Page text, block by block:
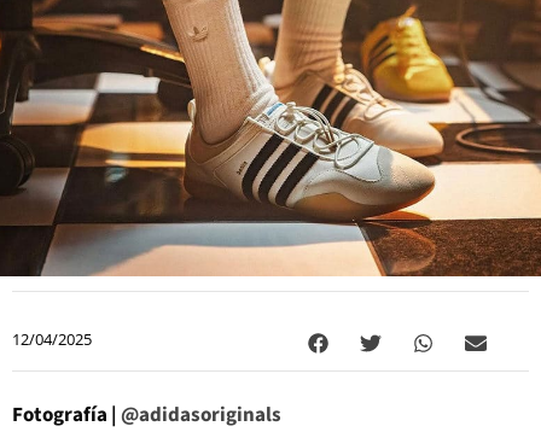
12/04/2025
Fotografía | @adidasoriginals